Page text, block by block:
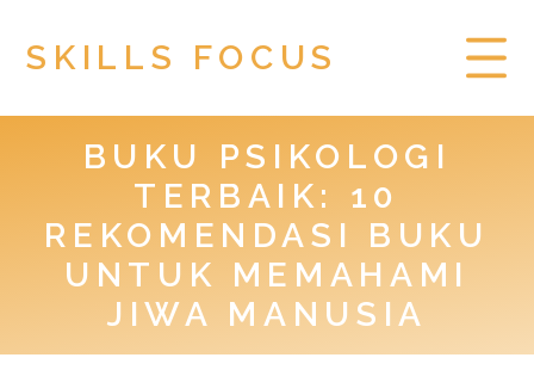
SKILLS FOCUS
HOME
PRIVACY POLICY
TOGEL HONGKONG
BUKU PSIKOLOGI
TERBAIK: 10
REKOMENDASI BUKU
UNTUK MEMAHAMI
JIWA MANUSIA